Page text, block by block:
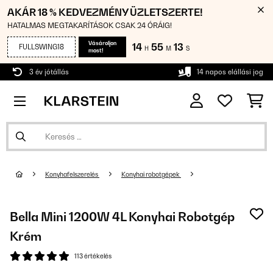
AKÁR 18 % KEDVEZMÉNY ÜZLETSZERTE!
HATALMAS MEGTAKARÍTÁSOK CSAK 24 ÓRÁIG!
FULLSWING18
Vásároljon
most!
14 H 55 M 13 S
3 év jótállás 14 napos elállási jog
Konyhafelszerelés Konyhai robotgépek
Bella Mini 1200W 4L Konyhai Robotgép
Krém
113 értékelés